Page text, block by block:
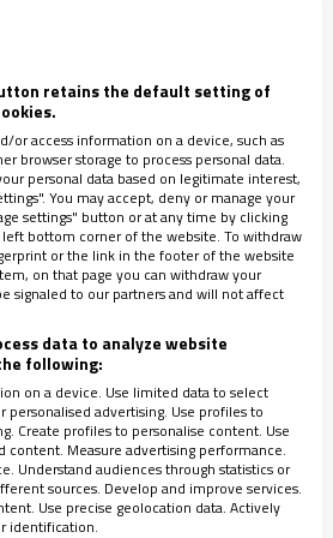
varias versiones de esta
que podemos encontrar: “Que
los delatores no haya
los pecadores perversos
Que todos tus enemigos y
sean prontamente
prontamente extirpes,
y sometas el reinado del mal.
que quiebras a los enemigos y
alevosos”. O esta otra
no tengan
los que obran mal perezcan
enemigos de tu pueblo sean
En cuanto a los arrogantes,
a aplastarlos, a
retains the default setting of
or access information on a device, such as
browser storage to process personal data.
personal data based on legitimate interest,
You may accept, deny or manage your
settings" button or at any time by clicking
bottom corner of the website. To withdraw
or the link in the footer of the website
on that page you can withdraw your
signaled to our partners and will not affect
data to analyze website
following:
on a device. Use limited data to select
personalised advertising. Use profiles to
Create profiles to personalise content. Use
content. Measure advertising performance.
Understand audiences through statistics or
sources. Develop and improve services.
Use precise geolocation data. Actively
identification.